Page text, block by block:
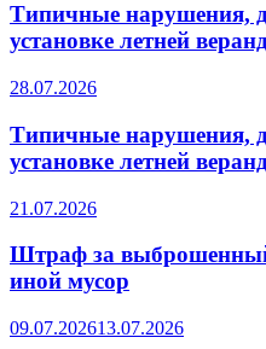
Типичные нарушения,
установке летней
28.07.2026
Типичные нарушения,
установке летней
21.07.2026
Штраф за
иной мусор
09.07.202613.07.2026